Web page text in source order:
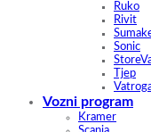
Ruko
Rivit
Sonic
Tjep
Vozni program
Kramer